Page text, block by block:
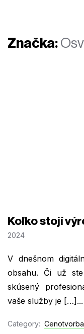
Značka:
Koľko stojí
2024
V dnešnom
obsahu. Či už ste
skúsený
vaše služby je […]...
Category: